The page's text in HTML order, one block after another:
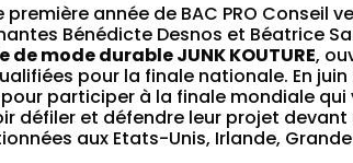
première année de BAC PRO Conseil
Bénédicte Desnos et Béatrice
mode durable JUNK KOUTURE,
pour la finale nationale. En
participer à la finale mondiale qui
défiler et défendre leur projet
aux Etats-Unis, Irlande,